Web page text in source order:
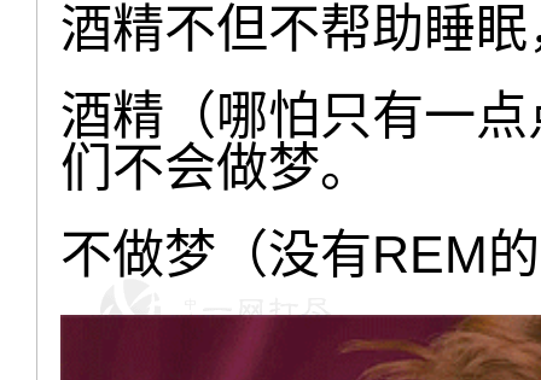
酒精不但不帮助睡
酒精（哪怕只有一
们不会做梦。
不做梦（没有REM